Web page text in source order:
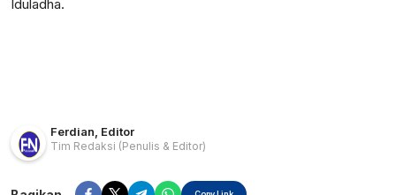
Iduladha.
Ferdian Editor
Tim Redaksi (Penulis & Editor)